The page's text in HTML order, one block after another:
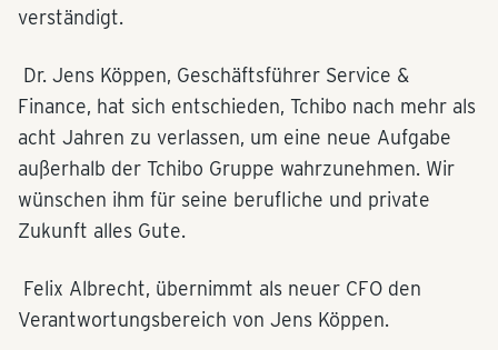
verständigt.
Dr. Jens Köppen, Geschäftsführer Service &
Finance, hat sich entschieden, Tchibo nach mehr als
acht Jahren zu verlassen, um eine neue Aufgabe
außerhalb der Tchibo Gruppe wahrzunehmen. Wir
wünschen ihm für seine berufliche und private
Zukunft alles Gute.
Felix Albrecht, übernimmt als neuer CFO den
Verantwortungsbereich von Jens Köppen.